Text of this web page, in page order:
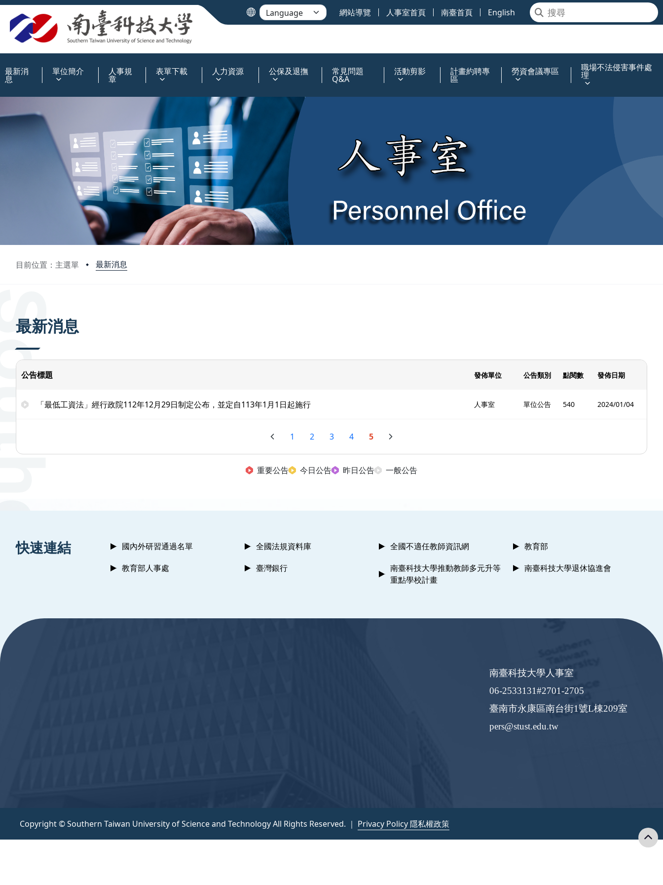
網站導覽 人事室首頁 南臺首頁 English
最新消
息
單位簡介 人事規
章
表單下載 人力資源 公保及退撫 常見問題
Q&A
活動剪影 計畫約聘專
區
勞資會議專區 職場不法侵害事件處
理
目前位置：主選單 最新消息
最新消息
公告標題 發佈單位 公告類別 點閱數 發佈日期
「最低工資法」經行政院112年12月29日制定公布，並定自113年1月1日起施行 人事室 單位公告 540 2024/01/04
1 2 3 4 5
重要公告 今日公告 昨日公告 一般公告
快速連結 國內外研習通過名單 全國法規資料庫 全國不適任教師資訊網
教育部
教育部人事處
臺灣銀行
南臺科技大學推動教師多元升等
重點學校計畫
南臺科技大學退休協進會
南臺科技大學人事室
06-2533131#2701-2705
臺南市永康區南台街1號L棟209室
pers@stust.edu.tw
Copyright © Southern Taiwan University of Science and Technology All Rights Reserved. ｜ Privacy Policy 隱私權政策